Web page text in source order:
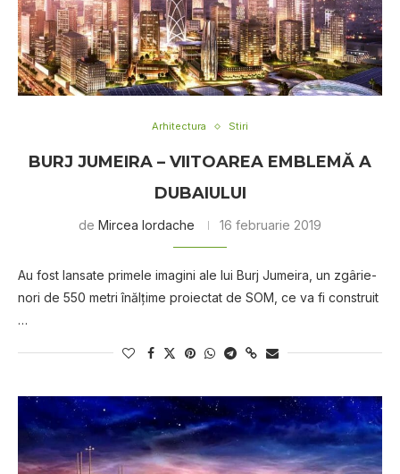
Arhitectura Stiri
BURJ JUMEIRA – VIITOAREA EMBLEMĂ A
DUBAIULUI
de Mircea Iordache 16 februarie 2019
Au fost lansate primele imagini ale lui Burj Jumeira, un zgârie-
nori de 550 metri înălţime proiectat de SOM, ce va fi construit
…